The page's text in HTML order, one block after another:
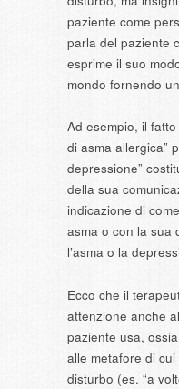
paziente come
parla del paziente
esprime il suo
mondo fornendo
Ad esempio, il
di asma allergica”
depressione”
della sua
indicazione di
asma o con la sua
l’asma o la
Ecco che il
attenzione anche
paziente usa,
alle metafore di
disturbo (es. “a